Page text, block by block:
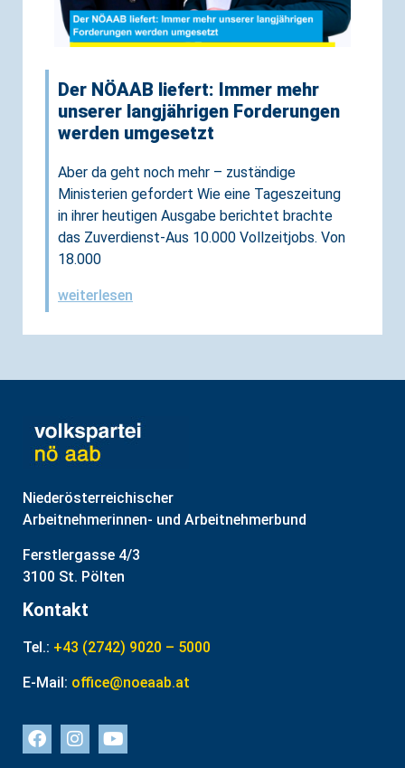
Der NÖAAB liefert: Immer mehr
unserer langjährigen Forderungen
werden umgesetzt
Aber da geht noch mehr – zuständige
Ministerien gefordert Wie eine Tageszeitung
in ihrer heutigen Ausgabe berichtet brachte
das Zuverdienst-Aus 10.000 Vollzeitjobs. Von
18.000
weiterlesen
Niederösterreichischer
Arbeitnehmerinnen- und Arbeitnehmerbund
Ferstlergasse 4/3
3100 St. Pölten
Kontakt
Tel.: +43 (2742) 9020 – 5000
E-Mail: office@noeaab.at